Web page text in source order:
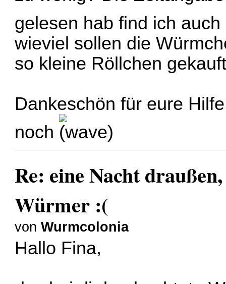
gelesen hab find ich
wieviel sollen die
so kleine Röllchen
Dankeschön für eure
noch
Re: eine Nacht
Würmer :(
vonWurmcolonia
Hallo Fina,